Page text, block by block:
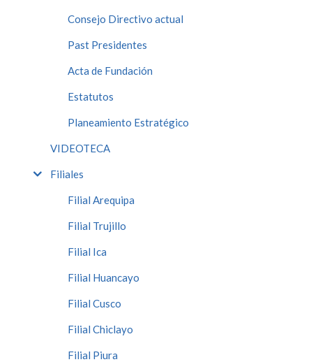
Consejo Directivo actual
Past Presidentes
Acta de Fundación
Estatutos
Planeamiento Estratégico
VIDEOTECA
Filiales
Filial Arequipa
Filial Trujillo
Filial Ica
Filial Huancayo
Filial Cusco
Filial Chiclayo
Filial Piura